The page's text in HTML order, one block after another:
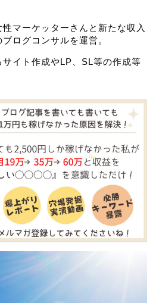
マーケッターさんと新たな収入
ログコンサルを運営。
イト作成やLP、SL等の作成等